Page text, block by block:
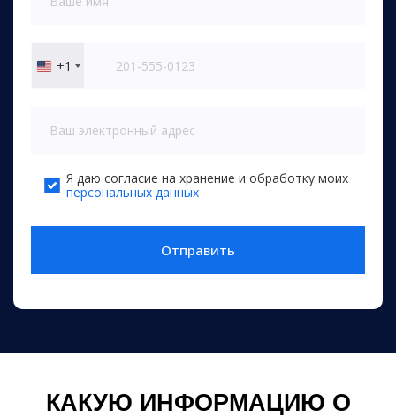
United
+1
Я даю согласие на хранение и обработку моих
персональных данных
Отправить
КАКУЮ ИНФОРМАЦИЮ О